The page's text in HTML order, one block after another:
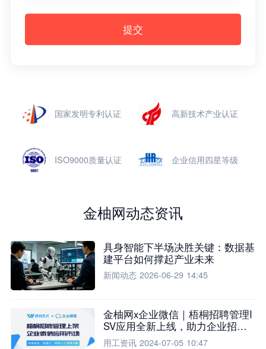
提交
国家发明专利认证 高新技术产业认证
ISO9000质量认证 企业信用四星等级
金柚网动态资讯
具身智能下半场决胜关键：数据基
建平台如何撑起产业未来
新闻动态 2026-06-29 14:45
金柚网x企业微信｜梧桐招聘管理I
SV应用全新上线，助力企业招聘
流程全面升级
用工资讯 2024-07-05 10:47